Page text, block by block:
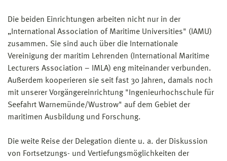
Die beiden Einrichtungen arbeiten nicht nur in der
„International Association of Maritime Universities" (IAMU)
zusammen. Sie sind auch über die Internationale
Vereinigung der maritim Lehrenden (International Maritime
Lecturers Association – IMLA) eng miteinander verbunden.
Außerdem kooperieren sie seit fast 30 Jahren, damals noch
mit unserer Vorgängereinrichtung "Ingenieurhochschule für
Seefahrt Warnemünde/Wustrow" auf dem Gebiet der
maritimen Ausbildung und Forschung.
Die weite Reise der Delegation diente u. a. der Diskussion
von Fortsetzungs- und Vertiefungsmöglichkeiten der